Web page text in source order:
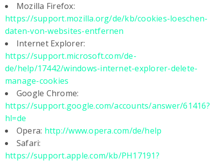
Mozilla Firefox:
https://support.mozilla.org/de/kb/cookies-loeschen-
daten-von-websites-entfernen
Internet Explorer:
https://support.microsoft.com/de-
de/help/17442/windows-internet-explorer-delete-
manage-cookies
Google Chrome:
https://support.google.com/accounts/answer/61416?
hl=de
Opera: http://www.opera.com/de/help
Safari:
https://support.apple.com/kb/PH17191?